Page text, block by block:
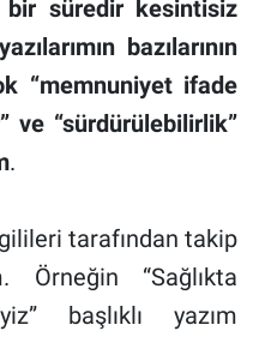
bir süredir kesintisiz
bazılarının
“memnuniyet ifade
ve “sürdürülebilirlik”
.
tarafından takip
“Sağlıkta
başlıklı yazım